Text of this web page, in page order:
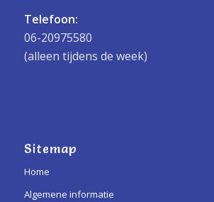
Telefoon:
06-20975580
(alleen tijdens de week)
Sitemap
Home
Algemene informatie